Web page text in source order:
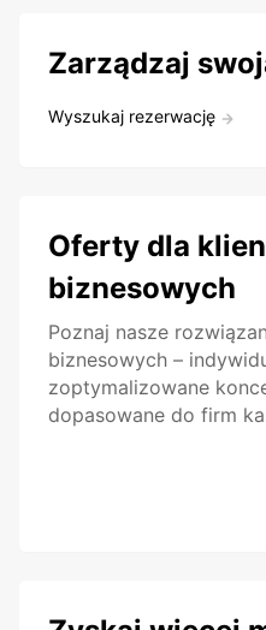
Zarządzaj
Wyszukaj rezerwację
Oferty dla
biznesowych
Poznaj nasze
biznesowych –
zoptymalizowane
dopasowane do firm